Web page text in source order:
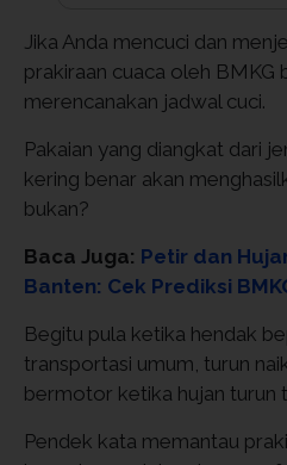
Jika Anda mencuci dan
prakiraan cuaca oleh BMKG
merencanakan jadwal cuci.
Pakaian yang diangkat dari
kering benar akan
bukan?
Baca Juga: Petir dan
Banten: Cek Prediksi
Begitu pula ketika hendak
transportasi umum, turun
bermotor ketika hujan turun
Pendek kata memantau